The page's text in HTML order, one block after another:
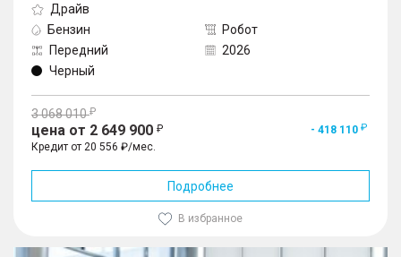
Драйв
Бензин
Робот
Передний
2026
Черный
3 068 010
цена от 2 649 900
- 418 110
Кредит от 20 556 ₽/мес.
Подробнее
В избранное